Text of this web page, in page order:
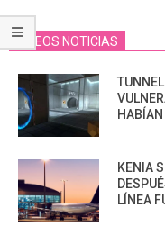
VIDEOS NOTICIAS
KENIA
LÍNEA